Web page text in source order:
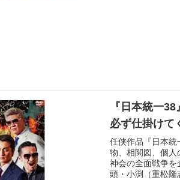
『日本統一
必ず仕掛けて
任侠作品『日本統
物、相関図、個
神会の全面戦争
頭・小渕（重松隆